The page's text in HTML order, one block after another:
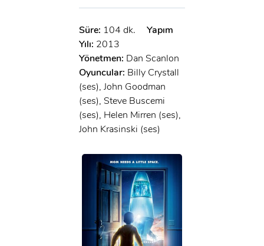
Süre: 104 dk.
Yapım
Yılı: 2013
Yönetmen: Dan Scanlon
Oyuncular: Billy Crystall
(ses), John Goodman
(ses), Steve Buscemi
(ses), Helen Mirren (ses),
John Krasinski (ses)